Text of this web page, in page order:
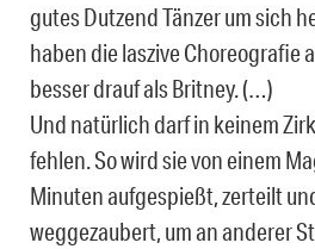
gutes Dutzend Tänzer um sich
haben die laszive Choreografie
besser drauf als Britney. (…)
Und natürlich darf in keinem
fehlen. So wird sie von einem
Minuten aufgespießt, zerteilt
weggezaubert, um an anderer